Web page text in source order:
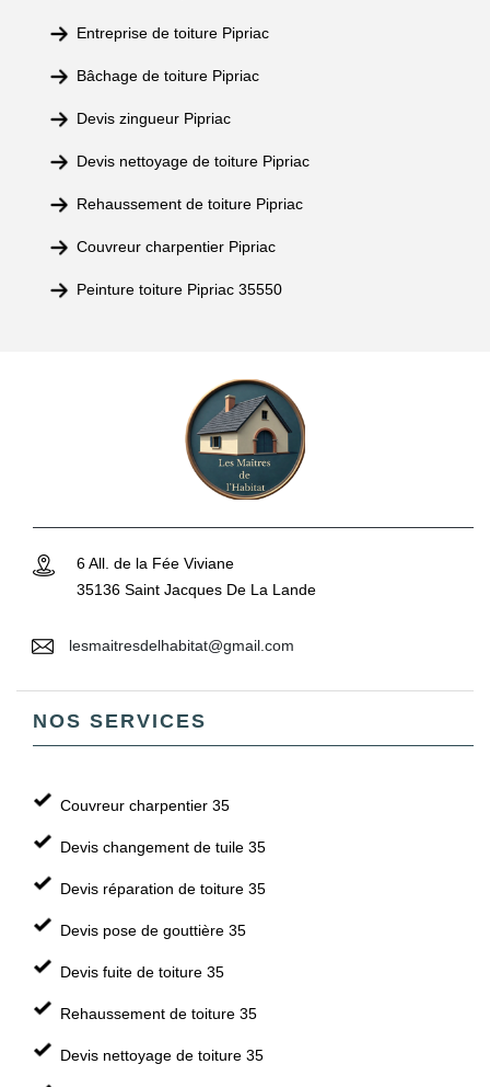
Entreprise de toiture Pipriac
Bâchage de toiture Pipriac
Devis zingueur Pipriac
Devis nettoyage de toiture Pipriac
Rehaussement de toiture Pipriac
Couvreur charpentier Pipriac
Peinture toiture Pipriac 35550
6 All. de la Fée Viviane
35136 Saint Jacques De La Lande
lesmaitresdelhabitat@gmail.com
NOS SERVICES
Couvreur charpentier 35
Devis changement de tuile 35
Devis réparation de toiture 35
Devis pose de gouttière 35
Devis fuite de toiture 35
Rehaussement de toiture 35
Devis nettoyage de toiture 35